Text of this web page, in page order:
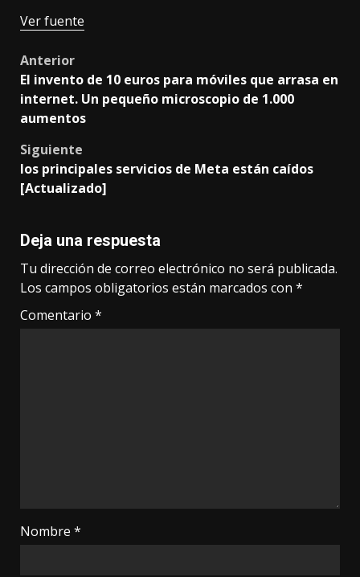
Ver fuente
Post
navigation
Anterior
El invento de 10 euros para móviles que arrasa en
internet. Un pequeño microscopio de 1.000
aumentos
Siguiente
los principales servicios de Meta están caídos
[Actualizado]
Deja una respuesta
Tu dirección de correo electrónico no será publicada.
Los campos obligatorios están marcados con *
Comentario *
Nombre *